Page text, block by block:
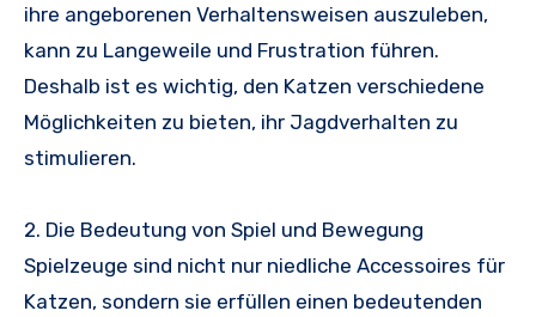
ihre angeborenen Verhaltensweisen auszuleben,
kann zu Langeweile und Frustration führen.
Deshalb ist es wichtig, den Katzen verschiedene
Möglichkeiten zu bieten, ihr Jagdverhalten zu
stimulieren.
2. Die Bedeutung von Spiel und Bewegung
Spielzeuge sind nicht nur niedliche Accessoires für
Katzen, sondern sie erfüllen einen bedeutenden